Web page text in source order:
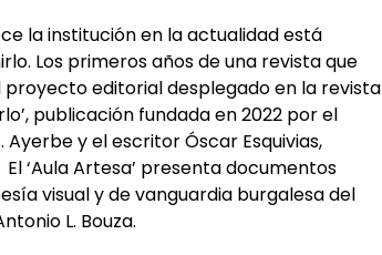
la institución en la actualidad está
Los primeros años de una revista que
proyecto editorial desplegado en la revista
publicación fundada en 2022 por el
y el escritor Óscar Esquivias,
‘Aula Artesa’ presenta documentos
visual y de vanguardia burgalesa del
L. Bouza.